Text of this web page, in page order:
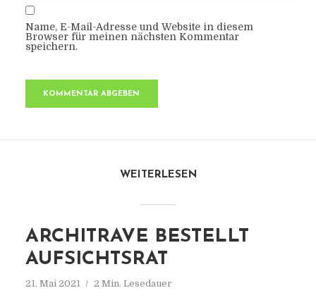
Name, E-Mail-Adresse und Website in diesem
Browser für meinen nächsten Kommentar
speichern.
WEITERLESEN
ARCHITRAVE BESTELLT
AUFSICHTSRAT
21. Mai 2021 2 Min. Lesedauer